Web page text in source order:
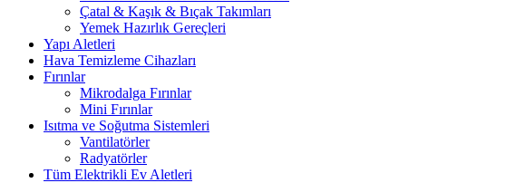
Çatal & Kaşık & Bıçak Takımları
Yemek Hazırlık Gereçleri
Yapı Aletleri
Hava Temizleme Cihazları
Fırınlar
Mikrodalga Fırınlar
Mini Fırınlar
Isıtma ve Soğutma Sistemleri
Vantilatörler
Radyatörler
Tüm Elektrikli Ev Aletleri